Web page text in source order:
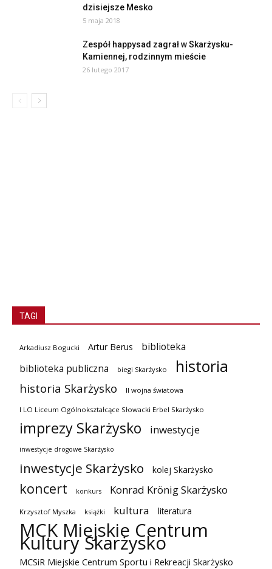
dzisiejsze Mesko
5 maja 2018
Zespół happysad zagrał w Skarżysku-
Kamiennej, rodzinnym mieście
26 lutego 2017
TAGI
Arkadiusz Bogucki Artur Berus
biblioteka
biblioteka publiczna
biegi Skarżysko historia
historia Skarżysko II wojna światowa
I LO Liceum Ogólnokształcące Słowacki Erbel Skarżysko
imprezy Skarżysko inwestycje
inwestycje drogowe Skarżysko
inwestycje Skarżysko kolej Skarżysko
koncert konkurs Konrad Krönig Skarżysko
Krzysztof Myszka książki kultura literatura
MCK Miejskie Centrum
Kultury Skarżysko
MCSiR Miejskie Centrum Sportu i Rekreacji Skarżysko